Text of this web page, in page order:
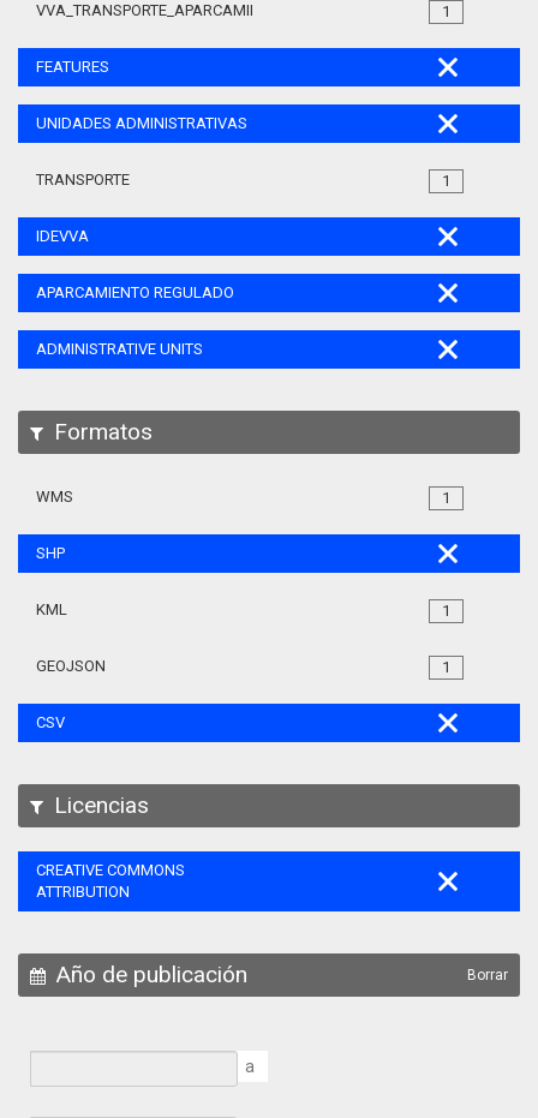
1
VVA_TRANSPORTE_APARCAMIENTO_REGULADO_105
FEATURES
UNIDADES ADMINISTRATIVAS
1
TRANSPORTE
IDEVVA
APARCAMIENTO REGULADO
ADMINISTRATIVE UNITS
Formatos
1
WMS
SHP
1
KML
1
GEOJSON
CSV
Licencias
CREATIVE COMMONS
ATTRIBUTION
Año de publicación Borrar
a